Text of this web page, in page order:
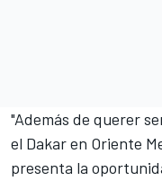
"Además de querer
el Dakar en Oriente
presenta la